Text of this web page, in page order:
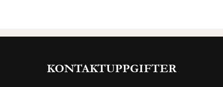
KONTAKTUPPGIFTER